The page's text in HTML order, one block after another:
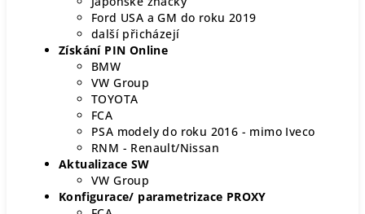
Ford USA a GM do roku 2019
další přicházejí
Získání PIN Online
BMW
VW Group
TOYOTA
FCA
PSA modely do roku 2016 - mimo Iveco
RNM - Renault/Nissan
Aktualizace SW
VW Group
Konfigurace/ parametrizace PROXY